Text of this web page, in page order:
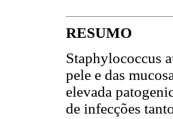
RESUMO
Staphylococcus
pele e das
elevada
de infecções